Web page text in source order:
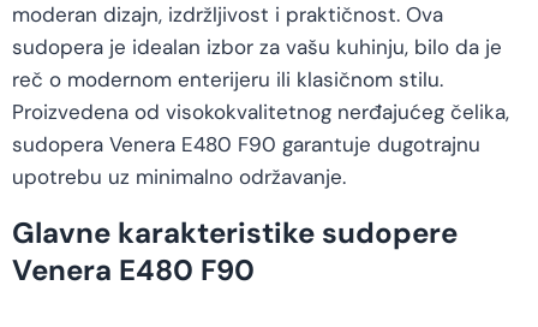
moderan dizajn, izdržljivost i praktičnost. Ova
sudopera je idealan izbor za vašu kuhinju, bilo da je
reč o modernom enterijeru ili klasičnom stilu.
Proizvedena od visokokvalitetnog nerđajućeg čelika,
sudopera Venera E480 F90 garantuje dugotrajnu
upotrebu uz minimalno održavanje.
Glavne karakteristike sudopere
Venera E480 F90